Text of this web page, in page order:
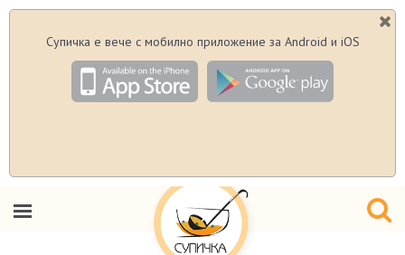
Супичка е вече с мобилно приложение за Android и iOS